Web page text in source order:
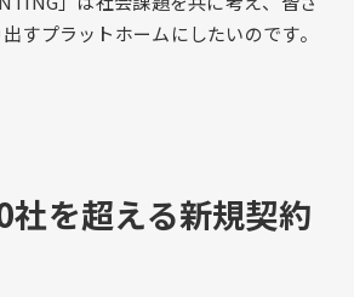
すプラットホームにしたいのです。
を超える新規契約